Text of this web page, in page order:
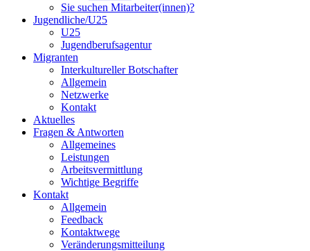
Sie suchen Mitarbeiter(innen)?
Jugendliche/U25
U25
Jugendberufsagentur
Migranten
Interkultureller Botschafter
Allgemein
Netzwerke
Kontakt
Aktuelles
Fragen & Antworten
Allgemeines
Leistungen
Arbeitsvermittlung
Wichtige Begriffe
Kontakt
Allgemein
Feedback
Kontaktwege
Veränderungsmitteilung